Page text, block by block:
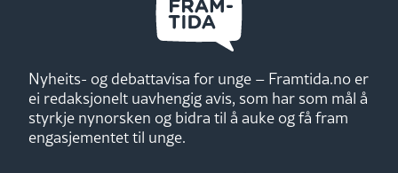
Nyheits- og debattavisa for unge – Framtida.no er
ei redaksjonelt uavhengig avis, som har som mål å
styrkje nynorsken og bidra til å auke og få fram
engasjementet til unge.